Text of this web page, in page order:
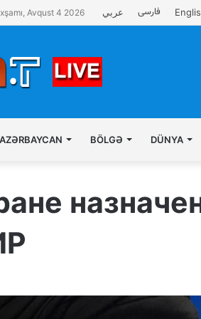
Avqust 4 2026 عربي فارسی
AZƏRBAYCAN BÖLGƏ DÜNYA